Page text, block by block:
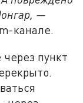
—
канале.
пункт